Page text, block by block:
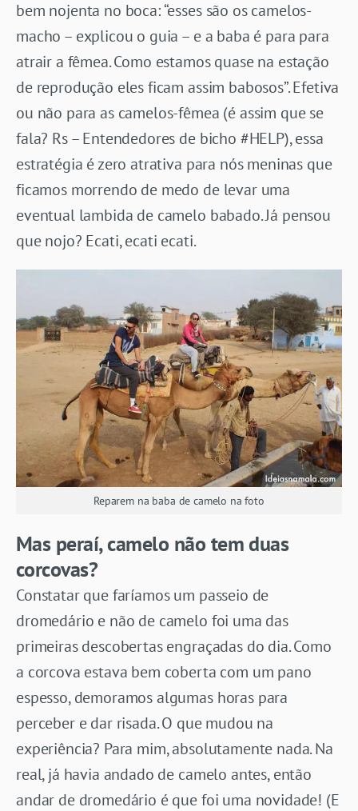
bem nojenta no boca: “esses são os camelos-
macho – explicou o guia – e a baba é para para
atrair a fêmea. Como estamos quase na estação
de reprodução eles ficam assim babosos”. Efetiva
ou não para as camelos-fêmea (é assim que se
fala? Rs – Entendedores de bicho #HELP), essa
estratégia é zero atrativa para nós meninas que
ficamos morrendo de medo de levar uma
eventual lambida de camelo babado. Já pensou
que nojo? Ecati, ecati ecati.
Reparem na baba de camelo na foto
Mas peraí, camelo não tem duas
corcovas?
Constatar que faríamos um passeio de
dromedário e não de camelo foi uma das
primeiras descobertas engraçadas do dia. Como
a corcova estava bem coberta com um pano
espesso, demoramos algumas horas para
perceber e dar risada. O que mudou na
experiência? Para mim, absolutamente nada. Na
real, já havia andado de camelo antes, então
andar de dromedário é que foi uma novidade! (E